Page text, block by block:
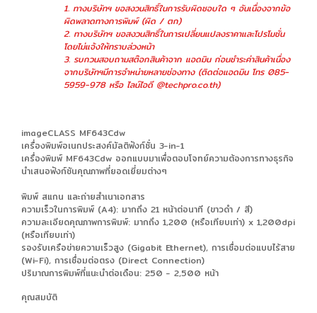
1. ทางบริษัทฯ ขอสงวนสิทธิ์ในการรับผิดชอบใด ๆ อันเนื่องจากข้อ
ผิดพลาดทางการพิมพ์ (ผิด / ตก)
2. ทางบริษัทฯ ขอสงวนสิทธิ์ในการเปลี่ยนแปลงราคาและโปรโมชั่น
โดยไม่แจ้งให้ทราบล่วงหน้า
3. รบกวนสอบถามสต๊อกสินค้าจาก แอดมิน ก่อนชำระค่าสินค้าเนื่อง
จากบริษัทฯมีการจำหน่ายหลายช่องทาง (ติดต่อแอดมิน โทร 085-
5959-978 หรือ ไลน์ไอดี @techpro.co.th)
imageCLASS MF643Cdw
เครื่องพิมพ์อเนกประสงค์มัลติฟังก์ชั่น 3-in-1
เครื่องพิมพ์ MF643Cdw ออกแบบมาเพื่อตอบโจทย์ความต้องการทางธุรกิจ
นำเสนอฟังก์ชันคุณภาพที่ยอดเยี่ยมต่างๆ
พิมพ์ สแกน และถ่ายสำเนาเอกสาร
ความเร็วในการพิมพ์ (A4): มากถึง 21 หน้าต่อนาที (ขาวดำ / สี)
ความละเอียดคุณภาพการพิมพ์: มากถึง 1,200 (หรือเทียบเท่า) x 1,200dpi
(หรือเทียบเท่า)
รองรับเครือข่ายความเร็วสูง (Gigabit Ethernet), การเชื่อมต่อแบบไร้สาย
(Wi-Fi), การเชื่อมต่อตรง (Direct Connection)
ปริมาณการพิมพ์ที่แนะนำต่อเดือน: 250 - 2,500 หน้า
คุณสมบัติ